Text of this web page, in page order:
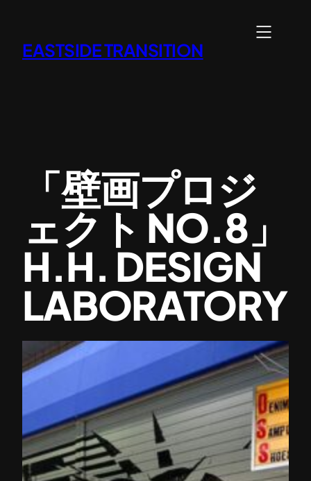
EASTSIDE TRANSITION
「壁画プロジ
ェクト NO.8」
H.H. DESIGN
LABORATORY